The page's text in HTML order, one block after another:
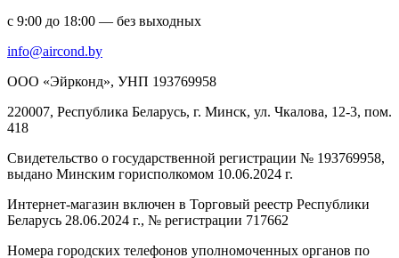
с 9:00 до 18:00 — без выходных
info@aircond.by
ООО «Эйрконд», УНП 193769958
220007, Республика Беларусь, г. Минск, ул. Чкалова, 12-3, пом.
418
Cвидетельство о государственной регистрации № 193769958,
выдано Минским горисполкомом 10.06.2024 г.
Интернет-магазин включен в Торговый реестр Республики
Беларусь 28.06.2024 г., № регистрации 717662
Номера городских телефонов уполномоченных органов по